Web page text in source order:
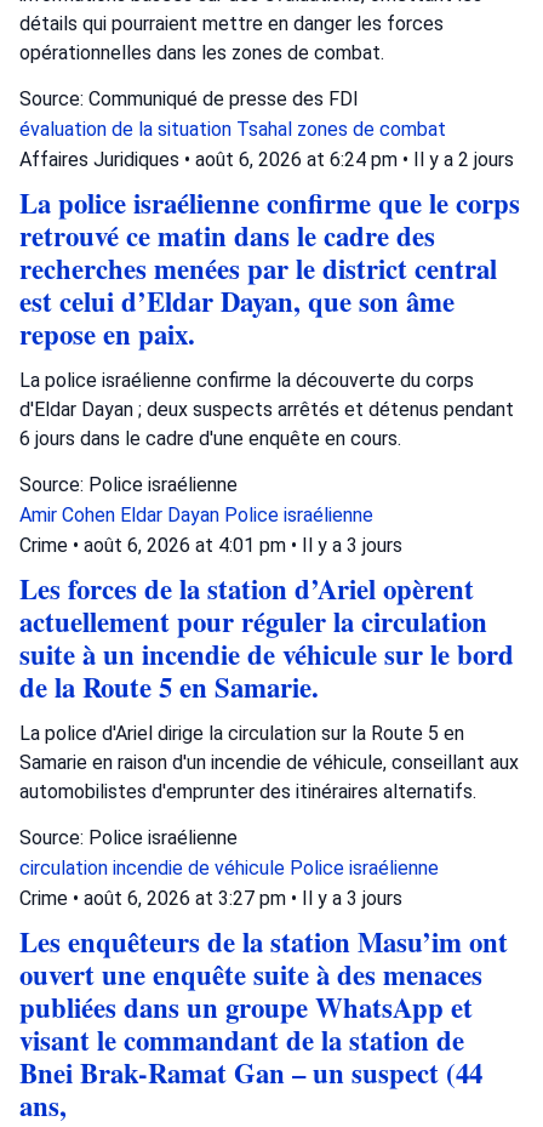
détails qui pourraient mettre en danger les forces
opérationnelles dans les zones de combat.
Source: Communiqué de presse des FDI
évaluation de la situation Tsahal zones de combat
Affaires Juridiques • août 6, 2026 at 6:24 pm • Il y a 2 jours
La police israélienne confirme que le corps
retrouvé ce matin dans le cadre des
recherches menées par le district central
est celui d’Eldar Dayan, que son âme
repose en paix.
La police israélienne confirme la découverte du corps
d'Eldar Dayan ; deux suspects arrêtés et détenus pendant
6 jours dans le cadre d'une enquête en cours.
Source: Police israélienne
Amir Cohen Eldar Dayan Police israélienne
Crime • août 6, 2026 at 4:01 pm • Il y a 3 jours
Les forces de la station d’Ariel opèrent
actuellement pour réguler la circulation
suite à un incendie de véhicule sur le bord
de la Route 5 en Samarie.
La police d'Ariel dirige la circulation sur la Route 5 en
Samarie en raison d'un incendie de véhicule, conseillant aux
automobilistes d'emprunter des itinéraires alternatifs.
Source: Police israélienne
circulation incendie de véhicule Police israélienne
Crime • août 6, 2026 at 3:27 pm • Il y a 3 jours
Les enquêteurs de la station Masu’im ont
ouvert une enquête suite à des menaces
publiées dans un groupe WhatsApp et
visant le commandant de la station de
Bnei Brak-Ramat Gan – un suspect (44
ans,